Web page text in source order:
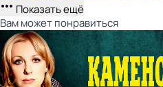
Показать ещё
Вам может понравиться